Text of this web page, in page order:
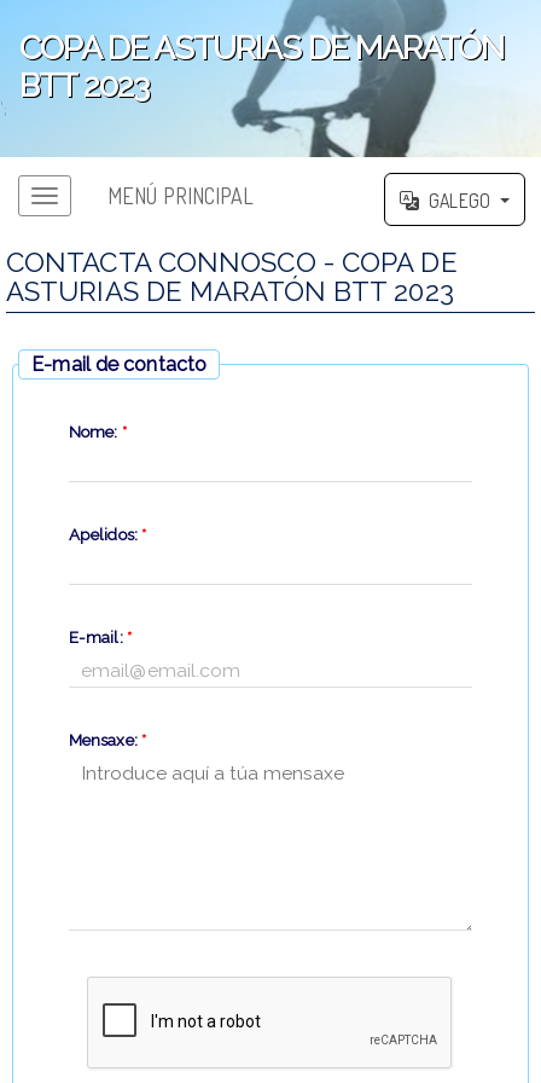
COPA DE ASTURIAS DE MARATÓN
BTT 2023
';
MENÚ PRINCIPAL GALEGO
CONTACTA CONNOSCO - COPA DE
ASTURIAS DE MARATÓN BTT 2023
E-mail de contacto
Nome: *
Apelidos: *
E-mail: *
Mensaxe: *